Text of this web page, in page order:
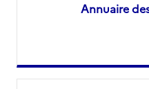
Annuaire